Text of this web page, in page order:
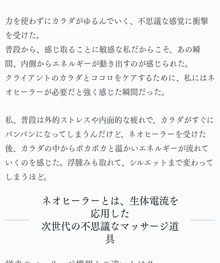
力を使わずにカラダがゆるんでいく、不思議な感覚に衝撃
を受けた。
普段から、感じ取ることに敏感な私だからこそ、あの瞬
間、内側からエネルギーが動き出すのが感じられた。
クライアントのカラダとココロをケアするために、私にはネ
オヒーラーが必要だと強く感じた瞬間だった。
私、普段は外的ストレスや内面的な疲れで、カラダがすぐに
パンパンになってしまうんだけど、ネオヒーラーを受けた
後、カラダの中からポカポカと温かいエネルギーが流れて
いくのを感じた。浮腫みも取れて、シルエットまで変わって
しまうほど。
ネオヒーラーとは、生体電流を
応用した
次世代の不思議なマッサージ道
具